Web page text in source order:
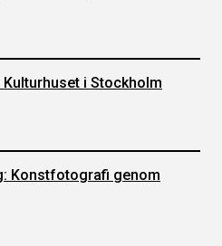
i Stockholm
Konstfotografi genom